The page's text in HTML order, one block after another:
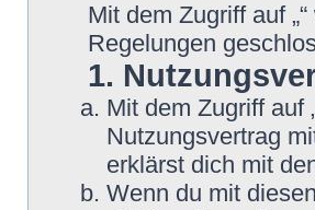
Mit dem Zugriff auf
Regelungen
1.
Mit dem Zugriff auf
Nutzungsvertrag
erklärst dich mit
Wenn du mit